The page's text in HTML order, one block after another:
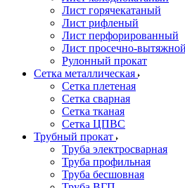
Лист горячекатаный
Лист рифленый
Лист перфорированный
Лист просечно-
Рулонный прокат
Сетка металлическая
Сетка плетеная
Сетка сварная
Сетка тканая
Сетка ЦПВС
Трубный прокат
Труба электросварная
Труба профильная
Труба бесшовная